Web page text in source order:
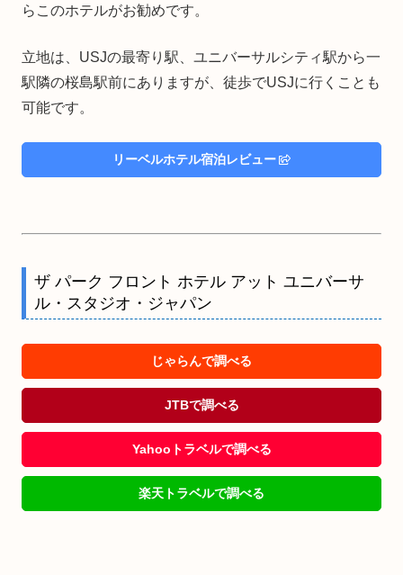
らこのホテルがお勧めです。
立地は、USJの最寄り駅、ユニバーサルシティ駅から一
駅隣の桜島駅前にありますが、徒歩でUSJに行くことも
可能です。
リーベルホテル宿泊レビュー
ザ パーク フロント ホテル アット ユニバーサ
ル・スタジオ・ジャパン
じゃらんで調べる
JTBで調べる
Yahooトラベルで調べる
楽天トラベルで調べる